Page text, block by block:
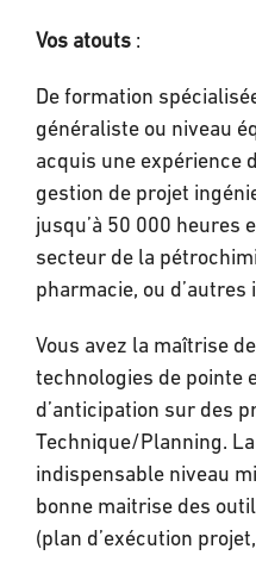
Vos atouts :
De formation
généraliste ou niveau
acquis une expérience
gestion de projet
jusqu’à 50 000 heures
secteur de la
pharmacie, ou
Vous avez la maîtrise
technologies de pointe
d’anticipation sur des
Technique/Planning.
indispensable niveau
bonne maitrise des
(plan d’exécution